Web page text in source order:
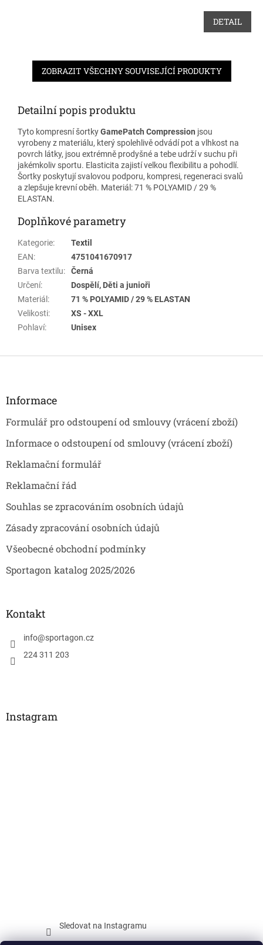
DETAIL
ZOBRAZIT VŠECHNY SOUVISEJÍCÍ PRODUKTY
Detailní popis produktu
Tyto kompresní šortkyGamePatch Compression jsou
vyrobeny z materiálu, který spolehlivě odvádí pot a vlhkost na
povrch látky, jsou extrémně prodyšné a tebe udrží v suchu při
jakémkoliv sportu. Elasticita zajistí velkou flexibilitu a pohodlí.
Šortky poskytují svalovou podporu, kompresi, regeneraci svalů
a zlepšuje krevní oběh. Materiál: 71 % POLYAMID / 29 %
ELASTAN.
Doplňkové parametry
Kategorie:
Textil
EAN:
4751041670917
Barva textilu:
Černá
Určení:
Dospělí, Děti a junioři
Materiál :
71 % POLYAMID / 29 % ELASTAN
Velikosti:
XS - XXL
Pohlaví: Unisex
Z
Informace
Formulář pro odstoupení od smlouvy (vrácení zboží)
Informace o odstoupení od smlouvy (vrácení zboží)
Reklamační formulář
Reklamační řád
Souhlas se zpracováním osobních údajů
Zásady zpracování osobních údajů
Všeobecné obchodní podmínky
Sportagon katalog 2025/2026
Kontakt
info@sportagon.cz
224 311 203
Instagram
Sledovat na Instagramu